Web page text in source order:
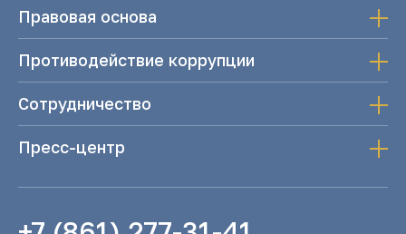
Правовая основа
Противодействие коррупции
Сотрудничество
Пресс-центр